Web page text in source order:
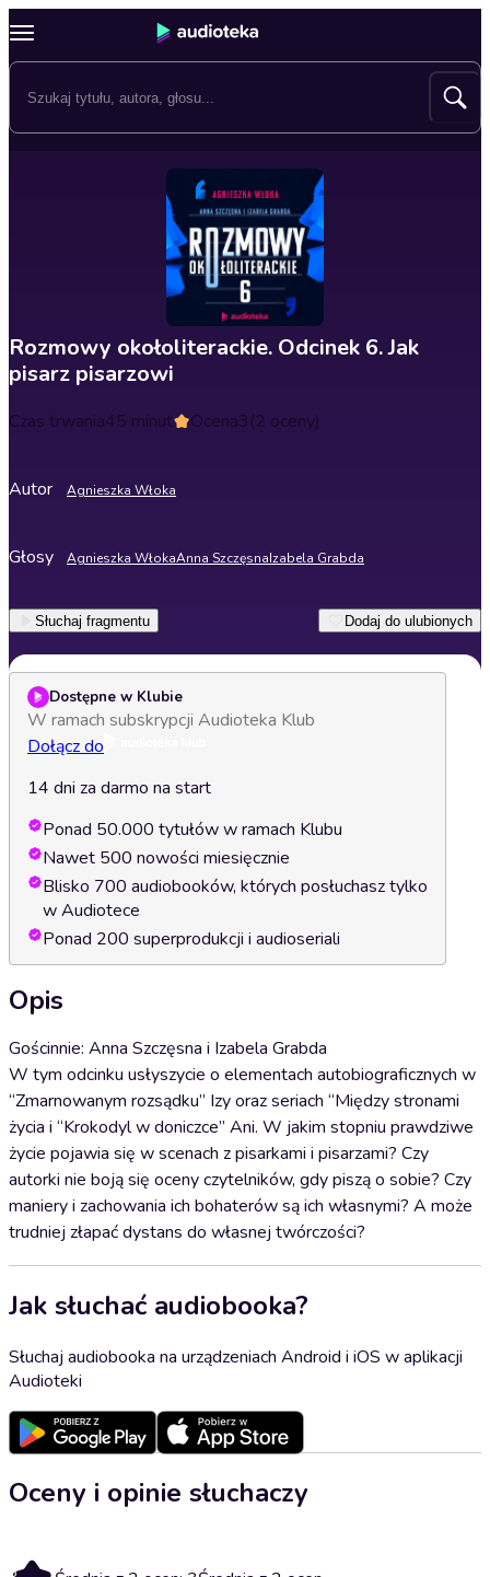
Rozmowy okołoliterackie. Odcinek 6. Jak
pisarz pisarzowi
Czas trwania45 minut Ocena3(2 oceny)
Autor Agnieszka Włoka
Głosy Agnieszka WłokaAnna SzczęsnaIzabela Grabda
Słuchaj fragmentu Dodaj do ulubionych
Dostępne w Klubie
W ramach subskrypcji Audioteka Klub
Dołącz do
14 dni za darmo na start
Ponad 50.000 tytułów w ramach Klubu
Nawet 500 nowości miesięcznie
Blisko 700 audiobooków, których posłuchasz tylko
w Audiotece
Ponad 200 superprodukcji i audioseriali
Opis
Gościnnie: Anna Szczęsna i Izabela Grabda
W tym odcinku usłyszycie o elementach autobiograficznych w
“Zmarnowanym rozsądku” Izy oraz seriach “Między stronami
życia i “Krokodyl w doniczce” Ani. W jakim stopniu prawdziwe
życie pojawia się w scenach z pisarkami i pisarzami? Czy
autorki nie boją się oceny czytelników, gdy piszą o sobie? Czy
maniery i zachowania ich bohaterów są ich własnymi? A może
trudniej złapać dystans do własnej twórczości?
Jak słuchać audiobooka?
Słuchaj audiobooka na urządzeniach Android i iOS w aplikacji
Audioteki
Oceny i opinie słuchaczy
3